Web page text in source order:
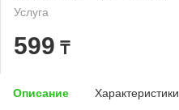
Услуга
599 ₸
Описание Характеристики